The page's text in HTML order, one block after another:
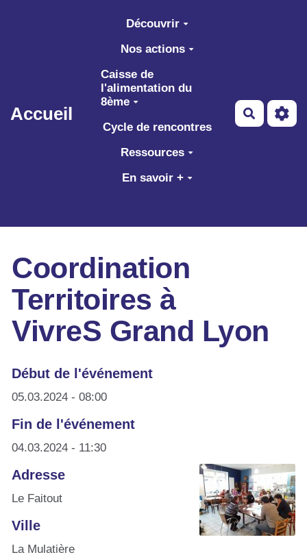
Aller au contenu principal
Accueil
Découvrir
Nos actions
Caisse de
l'alimentation du
8ème
Cycle de rencontres
Ressources
En savoir +
Coordination
Territoires à
VivreS Grand Lyon
Début de l'événement
05.03.2024 - 08:00
Fin de l'événement
04.03.2024 - 11:30
Adresse
Le Faitout
Ville
La Mulatière